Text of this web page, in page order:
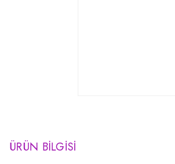
ÜRÜN BILGISI